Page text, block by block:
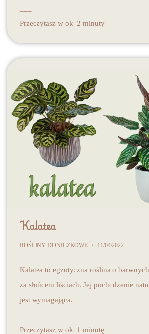
Przeczytasz w ok. 2 minuty
Kalatea
ROŚLINY DONICZKOWE 11/04/2022
Kalatea to egzotyczna roślina o
za słońcem liściach. Jej pochodzenie
jest wymagająca.
Przeczytasz w ok. 1 minutę